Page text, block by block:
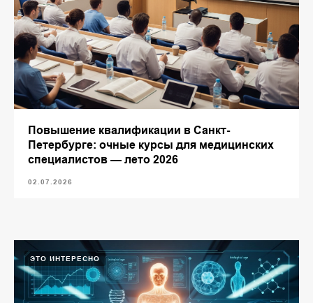
Повышение квалификации в Санкт-
Петербурге: очные курсы для медицинских
специалистов — лето 2026
02.07.2026
ЭТО ИНТЕРЕСНО